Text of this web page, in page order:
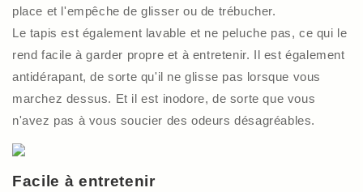
place et l'empêche de glisser ou de trébucher.
Le tapis est également lavable et ne peluche pas, ce qui le
rend facile à garder propre et à entretenir. Il est également
antidérapant, de sorte qu'il ne glisse pas lorsque vous
marchez dessus. Et il est inodore, de sorte que vous
n'avez pas à vous soucier des odeurs désagréables.
Facile à entretenir